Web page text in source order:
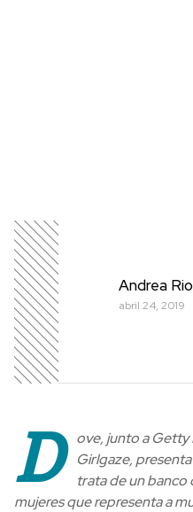
Andrea
abril 24, 2019
D
ove, junto a Getty
Girlgaze,
trata de un banco
mujeres que representa a